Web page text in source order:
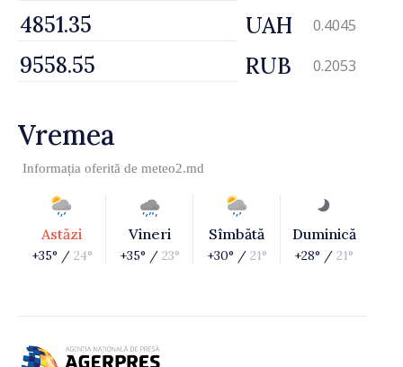
UAH 0.4045
RUB 0.2053
Vremea
Informația oferită de meteo2.md
Astăzi
+35° / 24°
Vineri
+35° / 23°
Sîmbătă
+30° / 21°
Duminică
+28° / 21°